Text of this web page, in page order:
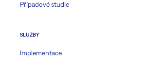
Případové studie
SLUŽBY
Implementace